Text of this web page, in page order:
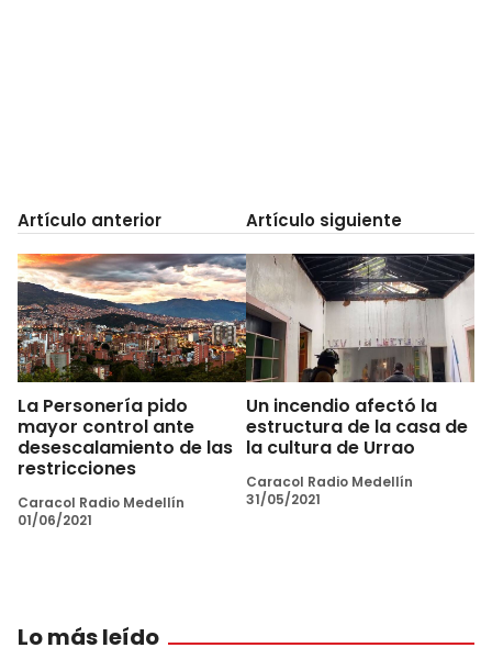
Artículo anterior
La Personería pido
mayor control ante
desescalamiento de las
restricciones
Caracol Radio Medellín
01/06/2021
Artículo siguiente
Un incendio afectó la
estructura de la casa de
la cultura de Urrao
Caracol Radio Medellín
31/05/2021
Lo más leído